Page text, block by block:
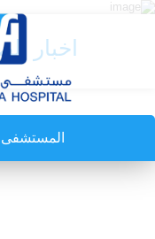
المستشفى
اخبار